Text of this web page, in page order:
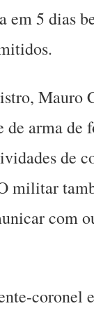
em 5 dias
Mauro
de arma de
de
militar
com
coronel